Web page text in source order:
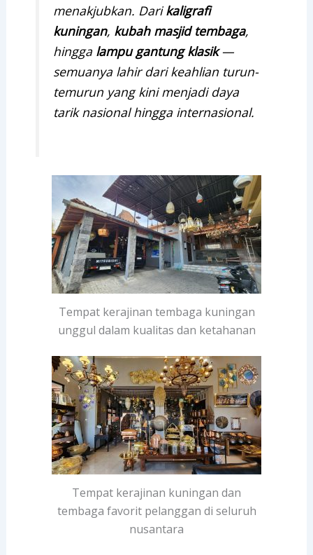
menakjubkan. Darikaligrafi
kuningan, kubah masjid tembaga,
hingga lampu gantung klasik—
semuanya lahir dari keahlian turun-
temurun yang kini menjadi daya
tarik nasional hingga internasional.
Tempat kerajinan tembaga kuningan
unggul dalam kualitas dan ketahanan
Tempat kerajinan kuningan dan
tembaga favorit pelanggan di seluruh
nusantara